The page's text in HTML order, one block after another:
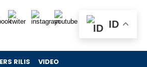
RILIS VIDEO
ID